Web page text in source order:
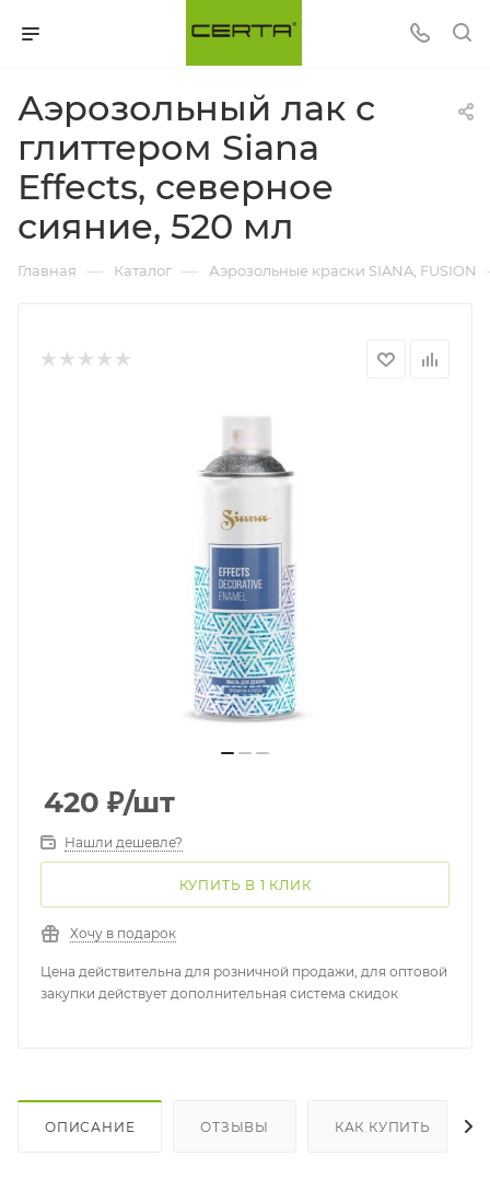
Аэрозольный лак с
глиттером Siana
Effects, северное
сияние, 520 мл
Главная — Каталог — Аэрозольные краски SIANA, FUSION
420 ₽/шт
Нашли дешевле?
КУПИТЬ В 1 КЛИК
Хочу в подарок
Цена действительна для розничной продажи, для оптовой
закупки действует дополнительная система скидок
ОПИСАНИЕ ОТЗЫВЫ КАК КУПИТЬ